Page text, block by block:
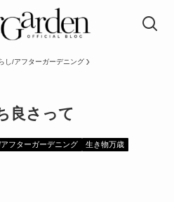
し/アフターガーデニング
良さって
フターガーデニング 生き物万歳